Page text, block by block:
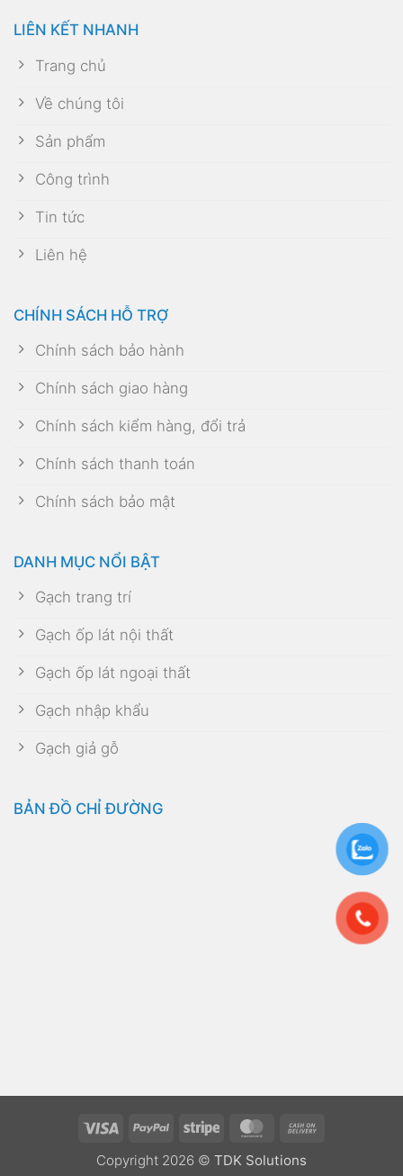
LIÊN KẾT NHANH
Trang chủ
Về chúng tôi
Sản phẩm
Công trình
Tin tức
Liên hệ
CHÍNH SÁCH HỖ TRỢ
Chính sách bảo hành
Chính sách giao hàng
Chính sách kiểm hàng, đổi trả
Chính sách thanh toán
Chính sách bảo mật
DANH MỤC NỔI BẬT
Gạch trang trí
Gạch ốp lát nội thất
Gạch ốp lát ngoại thất
Gạch nhập khẩu
Gạch giả gỗ
BẢN ĐỒ CHỈ ĐƯỜNG
Visa PayPal Stripe MasterCard
Copyright 2026 © TDK Solutions